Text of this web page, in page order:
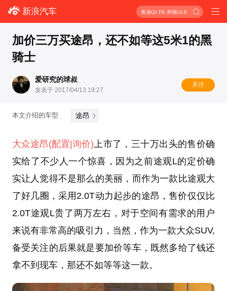
新浪汽车 奥迪Q3 PK 奔驰GLB
加价三万买途昂，还不如等这5米1的黑
骑士
爱研究的球叔
发表于 2017/04/13 19:27
关注
本文介绍的车型 途昂
大众途昂(配置|询价) 上市了，三十万出头的售价确
实给了不少人一个惊喜，因为之前途观L的定价确
实让人觉得不是那么的美丽，而作为一款比途观大
了好几圈，采用2.0T动力起步的途昂，售价仅仅比
2.0T途观L贵了两万左右，对于空间有需求的用户
来说有非常高的吸引力，当然，作为一款大众SUV,
备受关注的后果就是要加价等车，既然多给了钱还
拿不到现车，那还不如等等这一款。